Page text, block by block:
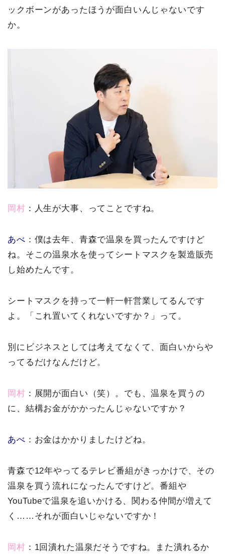
ックボーンがあったほうが面白いんじゃないです
か。
岡村 ：人生が大事、ってことですね。
あべ ：僕は去年、青森で温泉を買ったんですけど
ね。そこの温泉水を使ってシートマスクを製造販売
し始めたんです。
シートマスクを持って一軒一軒営業してるんです
よ。「これ置いてくれないですか？」って。
別にビジネスとしては考えてなくて、面白いからや
ってるだけなんだけど。
岡村 ：展開が面白い（笑）。でも、温泉を買うの
に、結構お金がかかったんじゃないですか？
あべ ：お金はかかりましたけどね。
青森で12年やってるテレビ番組がきっかけで、その
温泉を買う流れになったんですけど。番組や
YouTubeで温泉を追いかける、関わる仲間が増えて
く……それが面白いじゃないですか！
岡村 ：1回潰れた温泉だそうですね。また潰れるか